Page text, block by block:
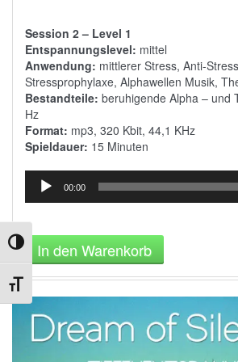
Umschalten auf hohe Kontraste
Schrift vergrößern
Session 2 – Level 1
Entspannungslevel: mittel
Anwendung: mittlerer Stress, Anti-
Stressprophylaxe, Alphawellen Musik,
Bestandteile: beruhigende Alpha – und
Hz
Format: mp3, 320 Kbit, 44,1 KHz
Spieldauer: 15 Minuten
Audio-
Player
00:00
In den Warenkorb